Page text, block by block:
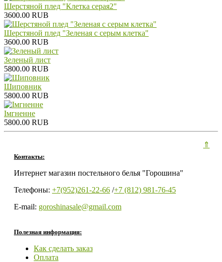
Шерстяной плед "Клетка серая2"
3600.00 RUB
Шерстяной плед "Зеленая с серым клетка"
3600.00 RUB
Зеленый лист
5800.00 RUB
Шиповник
5800.00 RUB
Iмгненне
5800.00 RUB
Контакты:
Интернет магазин постельного белья "Горошина"
Телефоны: +7(952)261-22-66 /+7 (812) 981-76-45
E-mail: goroshinasale@gmail.com
Полезная информация:
Как сделать заказ
Оплата
⇑